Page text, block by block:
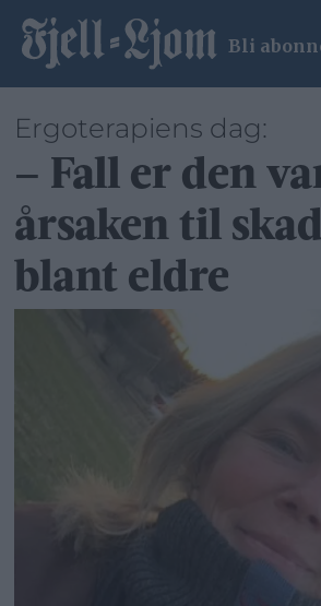
Bli
Ergoterapiens dag:
– Fall er den
årsaken til
blant eldre